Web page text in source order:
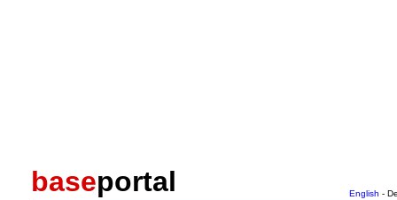
baseportal English -